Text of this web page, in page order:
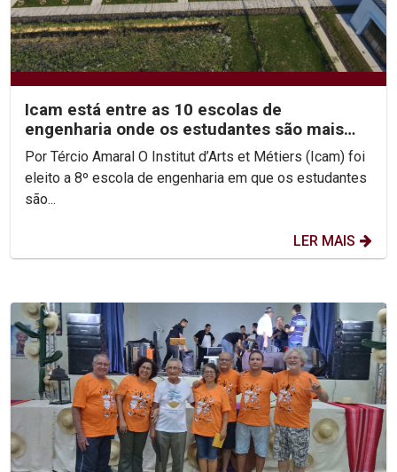
Icam está entre as 10 escolas de
engenharia onde os estudantes são mais
felizes
Por Tércio Amaral O Institut d’Arts et Métiers (Icam) foi
eleito a 8º escola de engenharia em que os estudantes
são...
LER MAIS